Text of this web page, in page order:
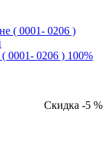
0001- 0206 ) 100%
Скидка -5 %